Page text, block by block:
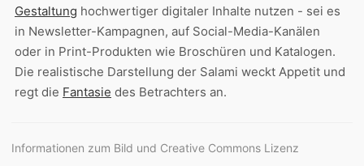
Gestaltung hochwertiger digitaler Inhalte nutzen - sei es
in Newsletter-Kampagnen, auf Social-Media-Kanälen
oder in Print-Produkten wie Broschüren und Katalogen.
Die realistische Darstellung der Salami weckt Appetit und
regt die Fantasie des Betrachters an.
Informationen zum Bild und Creative Commons Lizenz